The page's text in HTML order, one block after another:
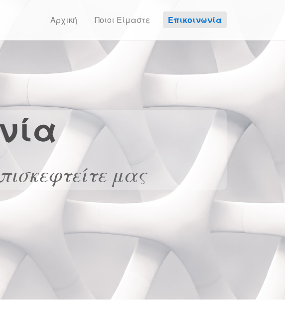
Αρχική Ποιοι Είμαστε Επικοινωνία
μας